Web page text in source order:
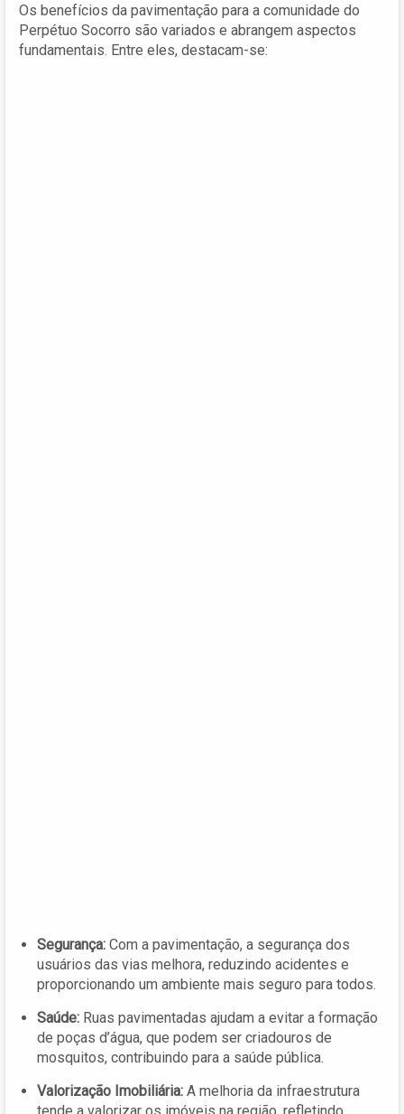
Os benefícios da pavimentação para a comunidade do
Perpétuo Socorro são variados e abrangem aspectos
fundamentais. Entre eles, destacam-se:
Segurança: Com a pavimentação, a segurança dos
usuários das vias melhora, reduzindo acidentes e
proporcionando um ambiente mais seguro para todos.
Saúde: Ruas pavimentadas ajudam a evitar a formação
de poças d’água, que podem ser criadouros de
mosquitos, contribuindo para a saúde pública.
Valorização Imobiliária: A melhoria da infraestrutura
tende a valorizar os imóveis na região, refletindo